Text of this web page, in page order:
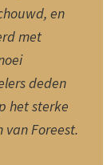
en
met
deden
het sterke
van Foreest.